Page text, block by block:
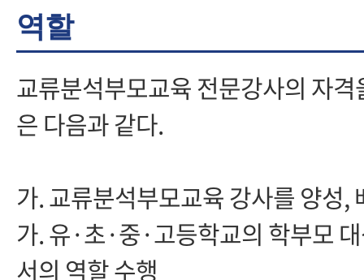
역할
교류분석부모교육 전문강사의 자
은 다음과 같다.
가. 교류분석부모교육 강사를 양성,
가. 유·초·중·고등학교의 학부모
서의 역할 수행